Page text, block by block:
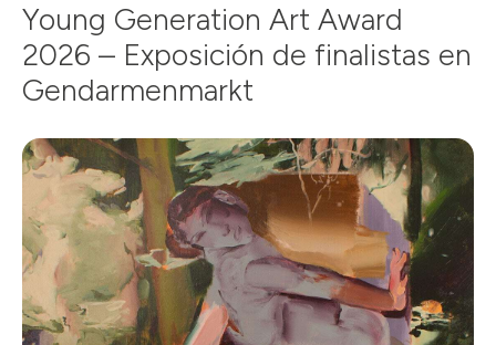
Young Generation Art Award
2026 – Exposición de finalistas en
Gendarmenmarkt